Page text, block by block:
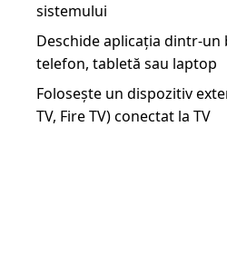
sistemului
Deschide aplicația dintr-
telefon, tabletă sau laptop
Folosește un dispozitiv
TV, Fire TV) conectat la TV